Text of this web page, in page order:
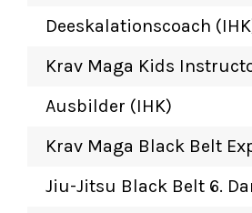
Deeskalationscoach
Krav Maga Kids
Ausbilder (IHK)
Krav Maga Black Belt
Jiu-Jitsu Black Belt 6.